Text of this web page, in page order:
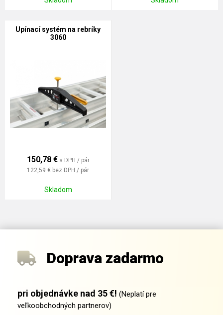
Upínací systém na rebríky
3060
150,78 € s DPH / pár
122,59 € bez DPH / pár
Skladom
Doprava zadarmo
pri objednávke nad 35 €! (Neplatí pre
veľkoobchodných partnerov)